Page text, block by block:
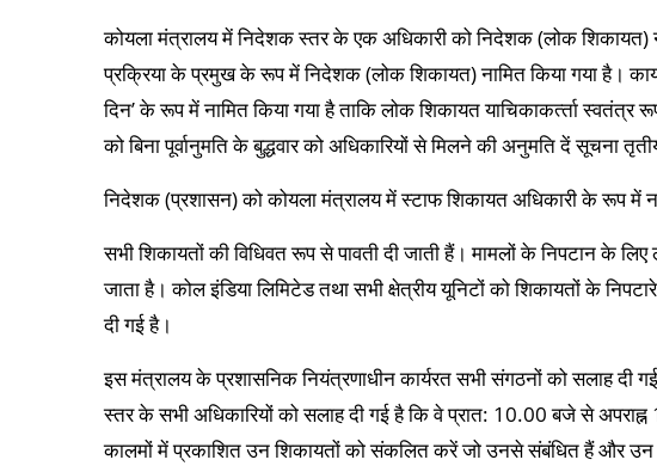
कोयला मंत्रालय में निदेशक स्‍तर के एक अधिकारी को निदेशक (लोक शिकायत)
प्रक्रिया के प्रमुख के रूप में निदेशक (लोक शिकायत) नामित किया गया है।
दिन’ के रूप में नामित किया गया है ताकि लोक शिकायत याचिकाकर्त्‍ता
को बिना पूर्वानुमति के बुद्धवार को अधिकारियों से मिलने की अनुमति दें सूचना
निदेशक (प्रशासन) को कोयला मंत्रालय में स्‍टाफ शिकायत अधिकारी के रूप में
सभी शिकायतों की विधिवत रूप से पावती दी जाती हैं। मामलों के निपटान के
जाता है। कोल इंडिया लिमिटेड तथा सभी क्षेत्रीय यूनिटों को शिकायतों के
दी गई है।
इस मंत्रालय के प्रशासनिक नियंत्रणाधीन कार्यरत सभी संगठनों को सलाह
स्‍तर के सभी अधिकारियों को सलाह दी गई है कि वे प्रात: 10.00 बजे से
कालमों में प्रकाशित उन शिकायतों को संकलित करें जो उनसे संबंधित हैं और उन